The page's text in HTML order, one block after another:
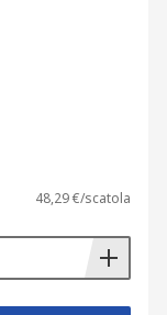
48,29 €/scatola